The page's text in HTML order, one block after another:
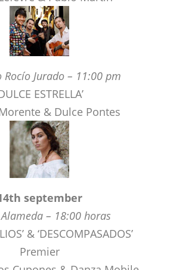
Rocío Jurado – 11:00 pm
‘DULCE ESTRELLA’
& Dulce Pontes
14th september
Alameda – 18:00 horas
& ‘DESCOMPASADOS’
Premier
Cupones & Danza Mobile
Central – 9:00 pm
PARA DOS’